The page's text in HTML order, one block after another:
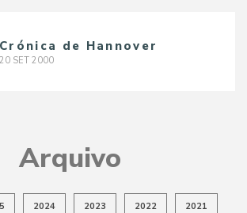
Crónica de Hannover
20 SET 2000
Arquivo
2024 2023 2022 2021